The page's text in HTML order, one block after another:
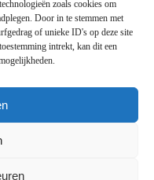
zoals cookies om
Door in te stemmen met
of unieke ID's op deze site
intrekt, kan dit een